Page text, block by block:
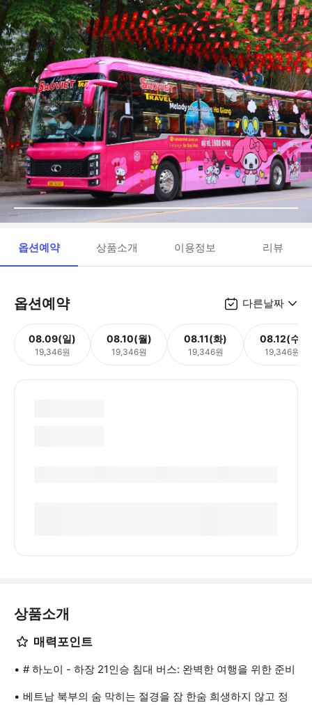
옵션예약 상품소개 이용정보 리뷰
옵션예약 다른날짜
08.09(일)
19,346원
08.10(월)
19,346원
08.11(화)
19,346원
08.12(수)
19,346원
상품소개
매력포인트
# 하노이 - 하장 21인승 침대 버스: 완벽한 여행을 위한 준비
베트남 북부의 숨 막히는 절경을 잠 한숨 희생하지 않고 정